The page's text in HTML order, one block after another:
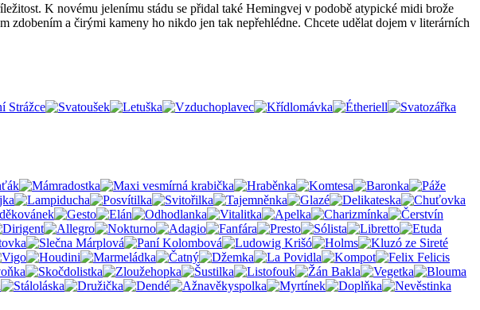
K novému jelenímu stádu se přidal také Hemingvej v podobě atypické midi brože
a čirými kameny ho nikdo jen tak nepřehlédne. Chcete udělat dojem v literárních